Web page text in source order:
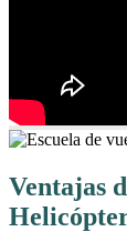
Ventajas